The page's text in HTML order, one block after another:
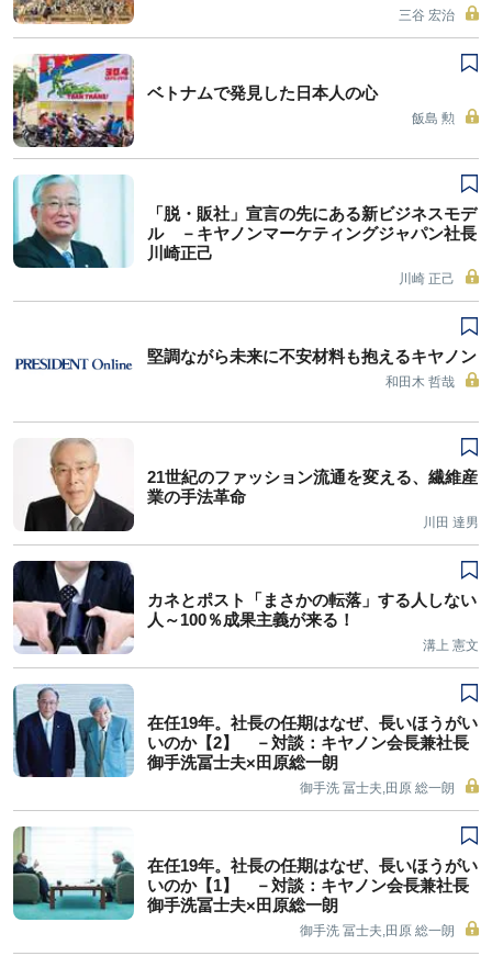
三谷 宏治
ベトナムで発見した日本人の心
飯島 勲
「脱・販社」宣言の先にある新ビジネスモデ
ル －キヤノンマーケティングジャパン社長
川崎正己
川崎 正己
堅調ながら未来に不安材料も抱えるキヤノン
和田木 哲哉
21世紀のファッション流通を変える、繊維産
業の手法革命
川田 達男
カネとポスト「まさかの転落」する人しない
人～100％成果主義が来る！
溝上 憲文
在任19年。社長の任期はなぜ、長いほうがい
いのか【2】 －対談：キヤノン会長兼社長
御手洗冨士夫×田原総一朗
御手洗 冨士夫,田原 総一朗
在任19年。社長の任期はなぜ、長いほうがい
いのか【1】 －対談：キヤノン会長兼社長
御手洗冨士夫×田原総一朗
御手洗 冨士夫,田原 総一朗